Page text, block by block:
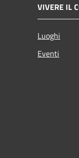
VIVERE IL
Luoghi
Eventi